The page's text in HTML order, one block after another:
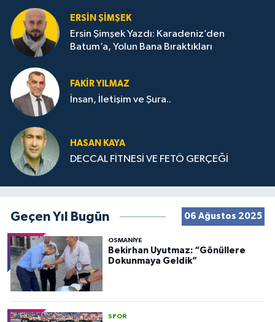
ERSIN ŞIMŞEK
Ersin Şimşek Yazdı: Karadeniz’den
Batum’a, Yolun Bana Bıraktıkları
FAKIR YILMAZ
İnsan, İletişim ve Şura..
HASAN KAYA
DECCAL FİTNESİ VE FETÖ GERÇEĞİ
Geçen Yıl Bugün 06 Ağustos 2025
OSMANIYE
Bekirhan Uyutmaz: “Gönüllere
Dokunmaya Geldik”
SPOR